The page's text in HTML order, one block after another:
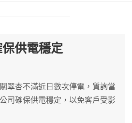
供電穩定
翠杏不滿近日數次停電，質詢當
司確保供電穩定，以免客戶受影